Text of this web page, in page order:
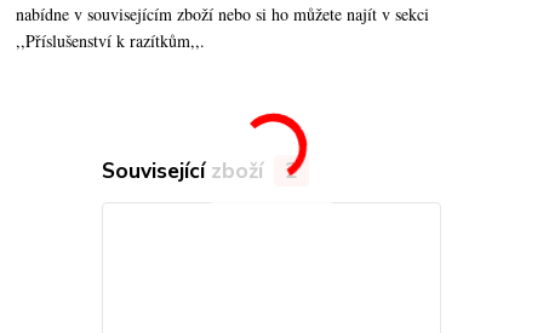
nabídne v souvisejícím zboží nebo si ho můžete najít v sekci
,,Příslušenství k razítkům,,.
Související zboží 2